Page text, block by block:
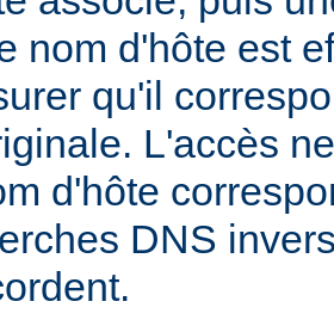
nom d'hôte est
qu'il
L'accès
d'hôte
DNS